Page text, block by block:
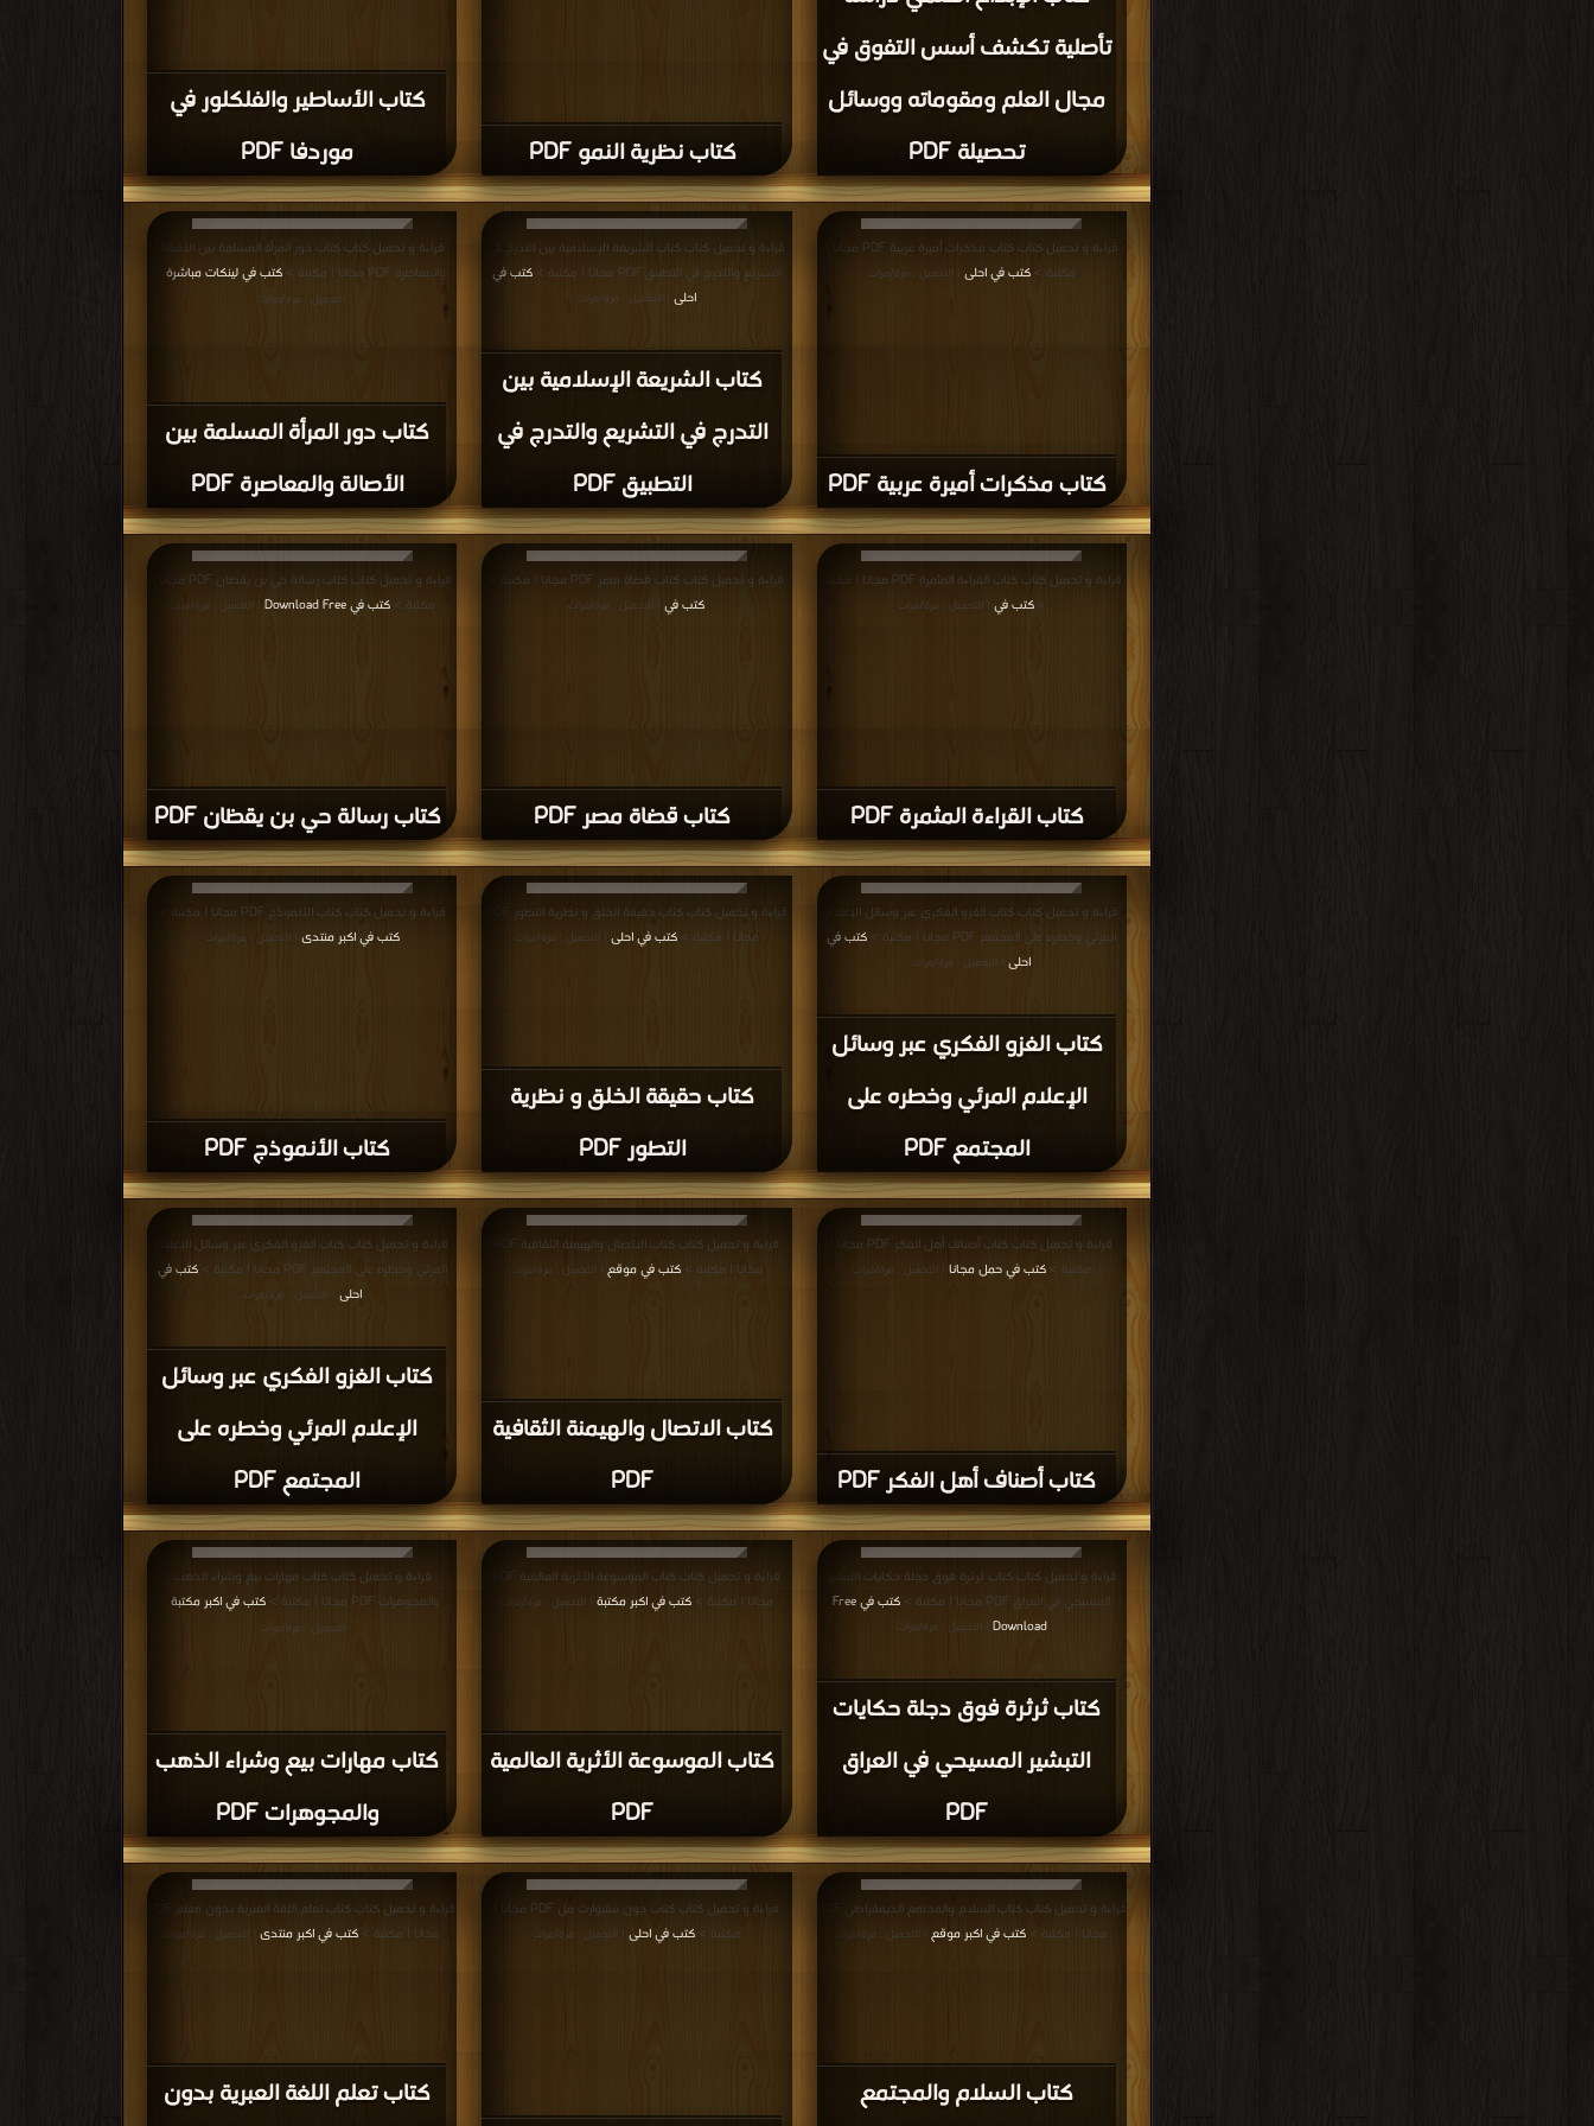
كتاب الأساطير والفلكلور في
موردفا PDF
كتاب نظرية النمو PDF
تأصلية تكشف أسس التفوق في
مجال العلم ومقوماته ووسائل
تحصيلة PDF
كتاب دور المرأة المسلمة بين
الأصالة والمعاصرة PDF
قراءة و تحميل كتاب كتاب دور المرأة المسلمة بين الأصالة
والمعاصرة PDF مجانا | مكتبة >
كتب في لينكات مباشرة
التحميل : مرة/مرات
كتاب الشريعة الإسلامية بين
التدرج في التشريع والتدرج في
التطبيق PDF
قراءة و تحميل كتاب كتاب الشريعة الإسلامية بين التدرج في
التشريع والتدرج في التطبيق PDF مجانا | مكتبة >
كتب في
احلى
| التحميل : مرة/مرات
كتاب مذكرات أميرة عربية PDF
قراءة و تحميل كتاب كتاب مذكرات أميرة عربية PDF مجانا |
مكتبة >كتب في احلى | التحميل : مرة/مرات
كتاب رسالة حي بن يقظان PDF
قراءة و تحميل كتاب كتاب رسالة حي بن يقظان PDF مجانا |
مكتبة > كتب في Download Free | التحميل : مرة/مرات
كتاب قضاة مصر PDF
قراءة و تحميل كتاب كتاب قضاة مصر PDF مجانا | مكتبة >
كتب في
| التحميل : مرة/مرات
كتاب القراءة المثمرة PDF
قراءة و تحميل كتاب كتاب القراءة المثمرة PDF مجانا | مكتبة
>كتب في | التحميل : مرة/مرات
كتاب الأنموذج PDF
قراءة و تحميل كتاب كتاب الأنموذج PDF مجانا | مكتبة >
كتب في اكبر منتدى
| التحميل : مرة/مرات
كتاب حقيقة الخلق و نظرية
التطور PDF
مجانا | مكتبة >كتب في احلى | التحميل : مرة/مرات
كتاب الغزو الفكري عبر وسائل
الإعلام المرئي وخطره على
المجتمع PDF
قراءة و تحميل كتاب كتاب الغزو الفكري عبر وسائل الإعلام
المرئي وخطره على المجتمع PDF مجانا | مكتبة >
كتب في
احلى
| التحميل : مرة/مرات
كتاب الغزو الفكري عبر وسائل
الإعلام المرئي وخطره على
المجتمع PDF
قراءة و تحميل كتاب كتاب الغزو الفكري عبر وسائل الإعلام
المرئي وخطره على المجتمع PDF مجانا | مكتبة >
كتب في
احلى | التحميل : مرة/مرات
كتاب الاتصال والهيمنة الثقافية
PDF
مجانا | مكتبة >كتب في موقع | التحميل : مرة/مرات
كتاب أصناف أهل الفكر PDF
قراءة و تحميل كتاب كتاب أصناف أهل الفكر PDF مجانا |
مكتبة >كتب في حمل مجانا | التحميل : مرة/مرات
كتاب مهارات بيع وشراء الذهب
والمجوهرات PDF
قراءة و تحميل كتاب كتاب مهارات بيع وشراء الذهب
والمجوهرات PDF مجانا | مكتبة >
كتب في اكبر مكتبة
التحميل : مرة/مرات
كتاب الموسوعة الأثرية العالمية
PDF
مجانا | مكتبة >كتب في اكبر مكتبة | التحميل : مرة/مرات
كتاب ثرثرة فوق دجلة حكايات
التبشير المسيحي في العراق
PDF
قراءة و تحميل كتاب كتاب ثرثرة فوق دجلة حكايات التبشير
المسيحي في العراق PDF مجانا | مكتبة >
كتب في Free
Download | التحميل : مرة/مرات
كتاب تعلم اللغة العبرية بدون
مجانا | مكتبة > كتب في اكبر منتدى | التحميل : مرة/مرات
قراءة و تحميل كتاب كتاب جون ستيوارت مل PDF مجانا |
مكتبة > كتب في احلى | التحميل : مرة/مرات
كتاب السلام والمجتمع
مجانا | مكتبة > كتب في اكبر موقع | التحميل : مرة/مرات